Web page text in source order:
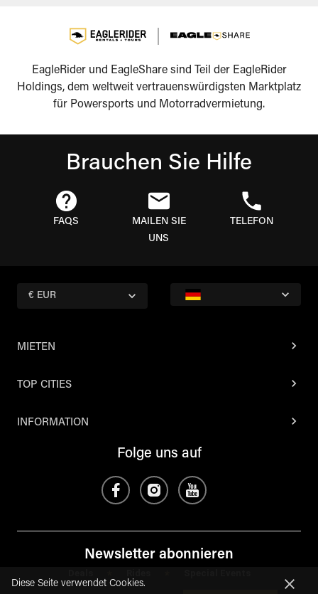
EagleRider und EagleShare sind Teil der EagleRider
Holdings, dem weltweit vertrauenswürdigsten Marktplatz
für Powersports und Motorradvermietung.
Brauchen Sie Hilfe
FAQS
MAILEN SIE
UNS
TELEFON
€ EUR
MIETEN
TOP CITIES
INFORMATION
Folge uns auf
Newsletter abonnieren
Diese Seite verwendet Cookies.